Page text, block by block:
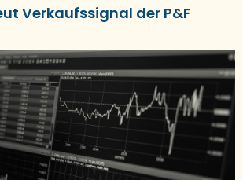
Verkaufssignal der P&F